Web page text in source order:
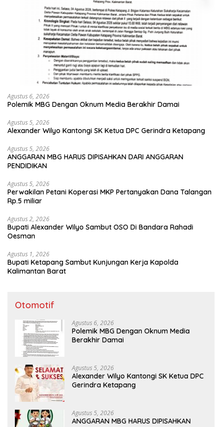
Agustus 6, 2026
Polemik MBG Dengan Oknum Media Berakhir Damai
Agustus 5, 2026
Alexander Wilyo Kantongi SK Ketua DPC Gerindra Ketapang
Agustus 5, 2026
ANGGARAN MBG HARUS DIPISAHKAN DARI ANGGARAN
PENDIDIKAN
Agustus 5, 2026
Perwakilan Petani Koperasi MKP Pertanyakan Dana Talangan
Rp.5 miliar
Agustus 2, 2026
Bupati Alexander Wilyo Sambut OSO Di Bandara Rahadi
Oesman
Agustus 1, 2026
Bupati Ketapang Sambut Kunjungan Kerja Kapolda
Kalimantan Barat
Otomotif
Agustus 6, 2026
Polemik MBG Dengan Oknum Media
Berakhir Damai
Agustus 5, 2026
Alexander Wilyo Kantongi SK Ketua DPC
Gerindra Ketapang
Agustus 5, 2026
ANGGARAN MBG HARUS DIPISAHKAN